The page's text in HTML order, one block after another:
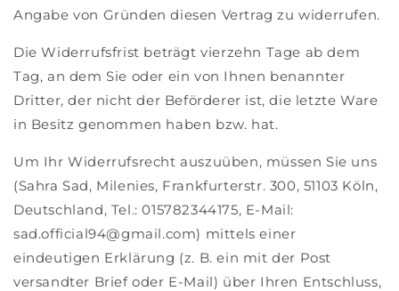
Angabe von Gründen diesen Vertrag zu widerrufen.
Die Widerrufsfrist beträgt vierzehn Tage ab dem
Tag, an dem Sie oder ein von Ihnen benannter
Dritter, der nicht der Beförderer ist, die letzte Ware
in Besitz genommen haben bzw. hat.
Um Ihr Widerrufsrecht auszuüben, müssen Sie uns
(Sahra Sad, Milenies, Frankfurterstr. 300, 51103 Köln,
Deutschland, Tel.: 015782344175, E-Mail:
sad.official94@gmail.com) mittels einer
eindeutigen Erklärung (z. B. ein mit der Post
versandter Brief oder E-Mail) über Ihren Entschluss,